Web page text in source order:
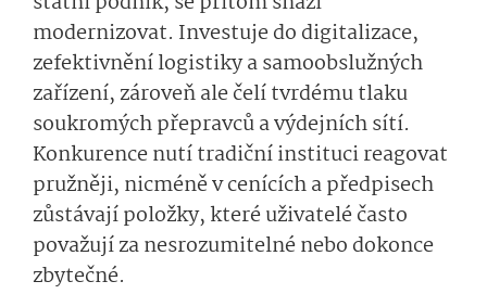
modernizovat. Investuje do digitalizace,
zefektivnění logistiky a samoobslužných
zařízení, zároveň ale čelí tvrdému tlaku
soukromých přepravců a výdejních sítí.
Konkurence nutí tradiční instituci reagovat
pružněji, nicméně v cenících a předpisech
zůstávají položky, které uživatelé často
považují za nesrozumitelné nebo dokonce
zbytečné.